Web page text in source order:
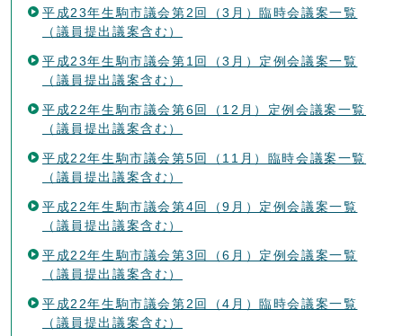
平成23年生駒市議会第2回（3月）臨時会議案一覧
（議員提出議案含む）
平成23年生駒市議会第1回（3月）定例会議案一覧
（議員提出議案含む）
平成22年生駒市議会第6回（12月）定例会議案一覧
（議員提出議案含む）
平成22年生駒市議会第5回（11月）臨時会議案一覧
（議員提出議案含む）
平成22年生駒市議会第4回（9月）定例会議案一覧
（議員提出議案含む）
平成22年生駒市議会第3回（6月）定例会議案一覧
（議員提出議案含む）
平成22年生駒市議会第2回（4月）臨時会議案一覧
（議員提出議案含む）